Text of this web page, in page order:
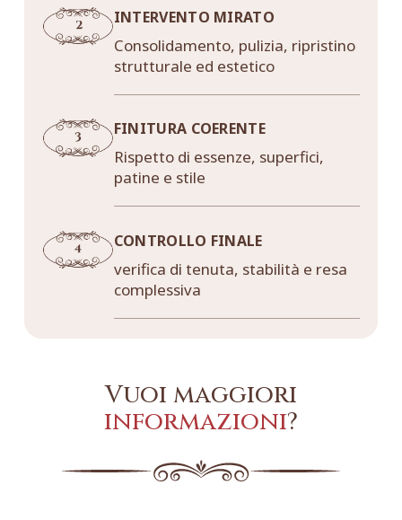
INTERVENTO MIRATO
Consolidamento, pulizia, ripristino
strutturale ed estetico
FINITURA COERENTE
Rispetto di essenze, superfici,
patine e stile
CONTROLLO FINALE
verifica di tenuta, stabilità e resa
complessiva
Vuoi maggiori
informazioni?